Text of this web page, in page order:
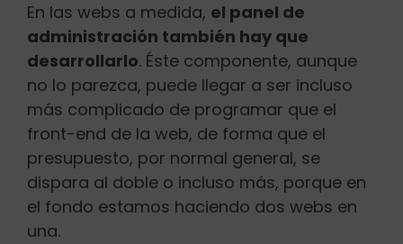
En las webs a medida, el panel de
administración también hay que
desarrollarlo. Éste componente, aunque
no lo parezca, puede llegar a ser incluso
más complicado de programar que el
front-end de la web, de forma que el
presupuesto, por normal general, se
dispara al doble o incluso más, porque en
el fondo estamos haciendo dos webs en
una.